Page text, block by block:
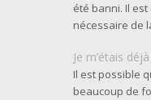
été banni. Il
nécessaire de
Je m’étais
Il est possible
beaucoup de